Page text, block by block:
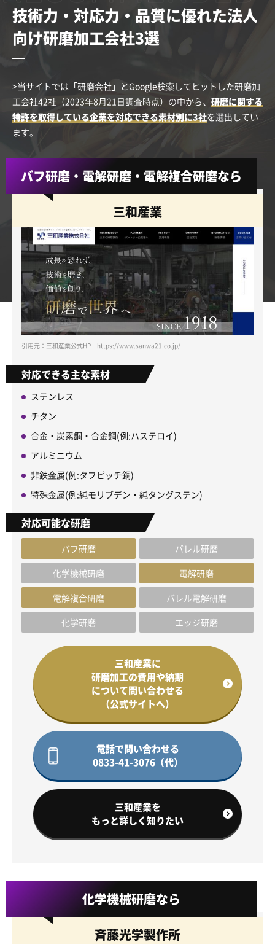
技術力・対応力・品質に優れた法人
向け研磨加工会社3選
>当サイトでは「研磨会社」とGoogle検索してヒットした研磨加
工会社42社（2023年8月21日調査時点）の中から、 研磨に関する
特許を取得している企業を対応できる素材別に3社を選出してい
ます。
バフ研磨・電解研磨・電解複合研磨なら
三和産業
引用元：三和産業公式HP https://www.sanwa21.co.jp/
対応できる主な素材
ステンレス
チタン
合金・炭素鋼・合金鋼(例:ハステロイ)
アルミニウム
非鉄金属(例:タフピッチ銅)
特殊金属(例:純モリブデン・純タングステン)
対応可能な研磨
バフ研磨
バレル研磨
化学機械研磨
電解研磨
電解複合研磨
バレル電解研磨
化学研磨
エッジ研磨
三和産業に
研磨加工の費用や納期
について問い合わせる
（公式サイトへ）
電話で問い合わせる
0833-41-3076（代）
三和産業を
もっと詳しく知りたい
化学機械研磨なら
斉藤光学製作所